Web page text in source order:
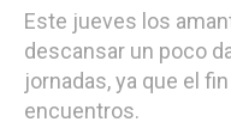
Este jueves los
descansar un poco
jornadas, ya que el
encuentros.